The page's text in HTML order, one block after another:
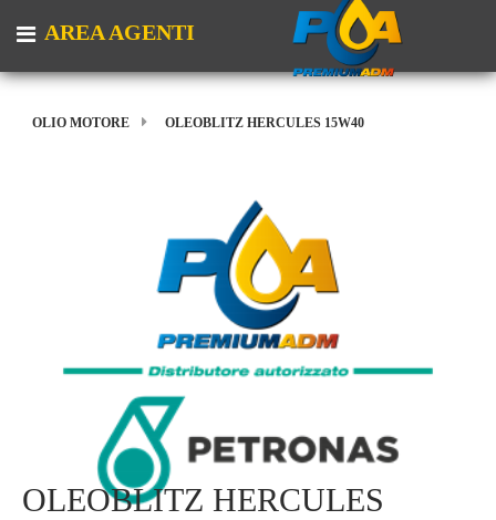
Open menu
AREA AGENTI
OLIO MOTORE OLEOBLITZ HERCULES 15W40
OLEOBLITZ HERCULES